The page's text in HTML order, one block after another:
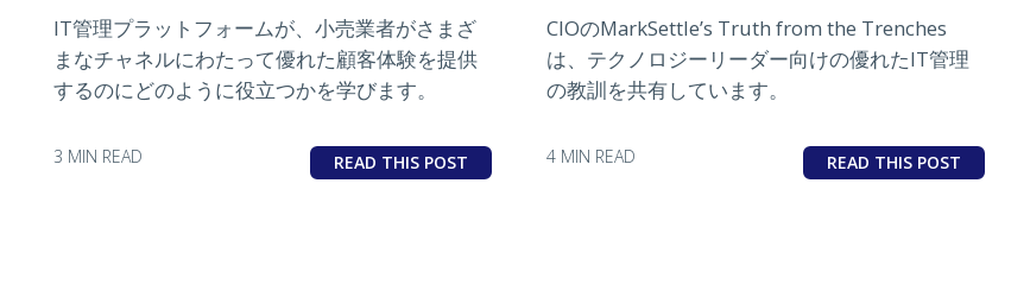
IT管​​理プラットフォームが、小売業者がさまざ
まなチャネルにわたって優れた顧客体験を提供
するのにどのように役立つかを学びます。
3 MIN READ READ THIS POST
CIOのMarkSettle’s Truth from the Trenches
は、テクノロジーリーダー向けの優れたIT管理
の教訓を共有しています。
4 MIN READ READ THIS POST